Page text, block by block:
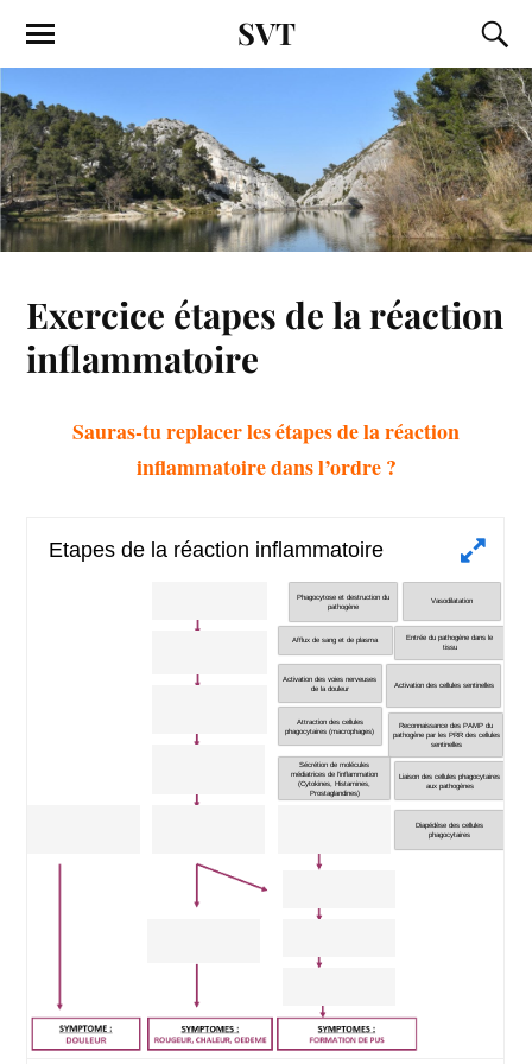
SVT
Exercice étapes de la réaction
inflammatoire
Sauras-tu replacer les étapes de la réaction
inflammatoire dans l’ordre ?